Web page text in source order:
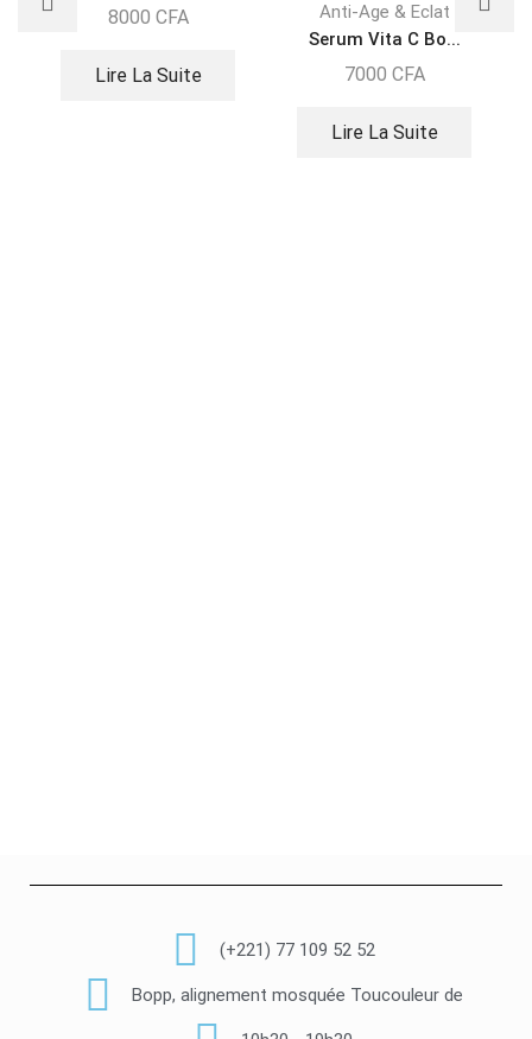
8000 CFA
Lire La Suite
Anti-Age & Eclat
Serum Vita C Bo...
7000 CFA
Lire La Suite
(+221) 77 109 52 52
Bopp, alignement mosquée Toucouleur de